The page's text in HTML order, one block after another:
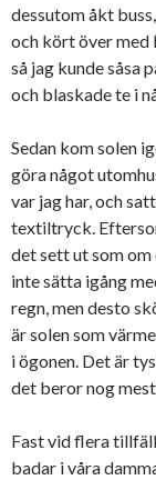
dessutom åkt
och kört över med
så jag kunde såsa
och blaskade te i
Sedan kom solen
göra något
var jag har, och
textiltryck.
det sett ut som om
inte sätta igång
regn, men desto
är solen som
i ögonen. Det är
det beror nog
Fast vid flera
badar i våra